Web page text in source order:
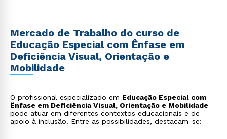
Mercado de Trabalho do curso de
Educação Especial com Ênfase em
Deficiência Visual, Orientação e
Mobilidade
O profissional especializado em Educação Especial com
Ênfase em Deficiência Visual, Orientação e Mobilidade
pode atuar em diferentes contextos educacionais e de
apoio à inclusão. Entre as possibilidades, destacam-se: